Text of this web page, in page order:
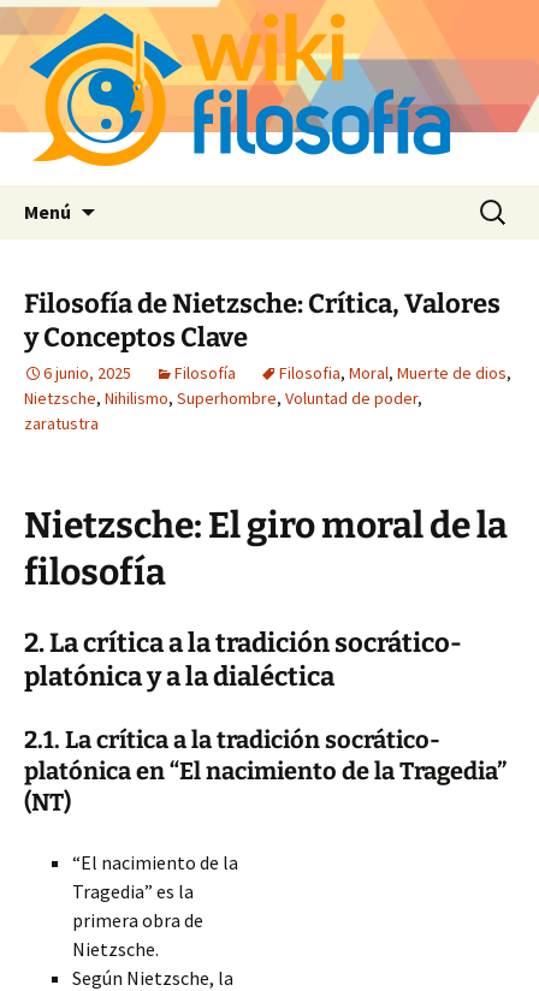
Menú Buscar:
Filosofía de Nietzsche: Crítica, Valores
y Conceptos Clave
6 junio, 2025 Filosofía Filosofia, Moral, Muerte de dios,
Nietzsche, Nihilismo, Superhombre, Voluntad de poder,
zaratustra
Nietzsche: El giro moral de la
filosofía
2. La crítica a la tradición socrático-
platónica y a la dialéctica
2.1. La crítica a la tradición socrático-
platónica en “El nacimiento de la Tragedia”
(NT)
“El nacimiento de la
Tragedia” es la
primera obra de
Nietzsche.
Según Nietzsche, la